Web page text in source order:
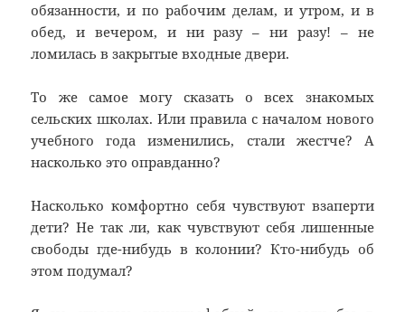
обязанности, и по рабочим делам, и утром, и в
обед, и вечером, и ни разу – ни разу! – не
ломилась в закрытые входные двери.
То же самое могу сказать о всех знакомых
сельских школах. Или правила с началом нового
учебного года изменились, стали жестче? А
насколько это оправданно?
Насколько комфортно себя чувствуют взаперти
дети? Не так ли, как чувствуют себя лишенные
свободы где-нибудь в колонии? Кто-нибудь об
этом подумал?